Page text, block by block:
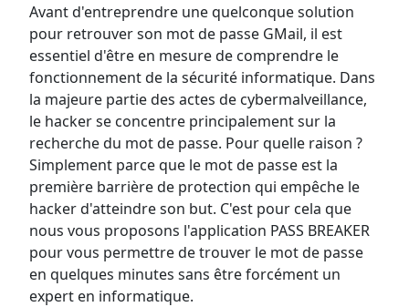
Avant d'entreprendre une quelconque solution
pour retrouver son mot de passe GMail, il est
essentiel d'être en mesure de comprendre le
fonctionnement de la sécurité informatique. Dans
la majeure partie des actes de cybermalveillance,
le hacker se concentre principalement sur la
recherche du mot de passe. Pour quelle raison ?
Simplement parce que le mot de passe est la
première barrière de protection qui empêche le
hacker d'atteindre son but. C'est pour cela que
nous vous proposons l'application PASS BREAKER
pour vous permettre de trouver le mot de passe
en quelques minutes sans être forcément un
expert en informatique.